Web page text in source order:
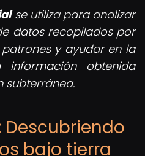
se utiliza para analizar
datos recopilados por
y ayudar en la
obtenida
subterránea.
Descubriendo
bajo tierra